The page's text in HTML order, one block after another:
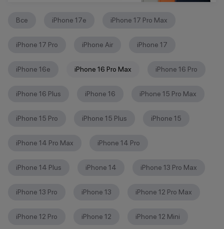
Все iPhone 17e iPhone 17 Pro Max
iPhone 17 Pro iPhone Air iPhone 17
iPhone 16е iPhone 16 Pro Max iPhone 16 Pro
iPhone 16 Plus iPhone 16 iPhone 15 Pro Max
iPhone 15 Pro iPhone 15 Plus iPhone 15
iPhone 14 Pro Max iPhone 14 Pro
iPhone 14 Plus iPhone 14 iPhone 13 Pro Max
iPhone 13 Pro iPhone 13 iPhone 12 Pro Max
iPhone 12 Pro iPhone 12 iPhone 12 Mini